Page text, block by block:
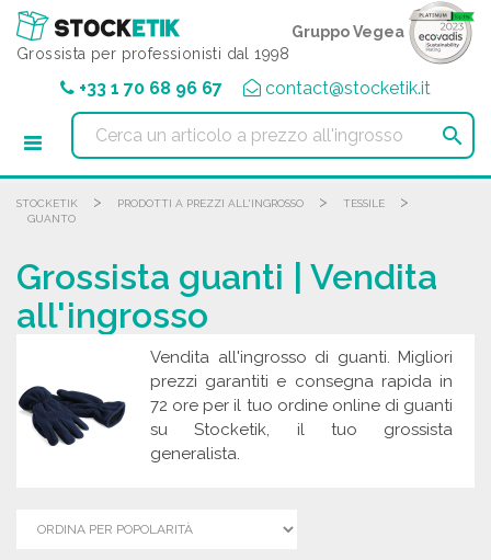
Grossista per professionisti dal 1998
Gruppo Vegea
+33 1 70 68 96 67 contact@stocketik.it

STOCKETIK > PRODOTTI A PREZZI ALL'INGROSSO > TESSILE >
GUANTO
Grossista guanti | Vendita
all'ingrosso
Vendita all'ingrosso di guanti. Migliori
prezzi garantiti e consegna rapida in
72 ore per il tuo ordine online di guanti
su Stocketik, il tuo grossista
generalista.
Pannello di gestione dei cookies